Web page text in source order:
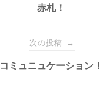
赤札！
次の投稿 →
コミュニュケーション！